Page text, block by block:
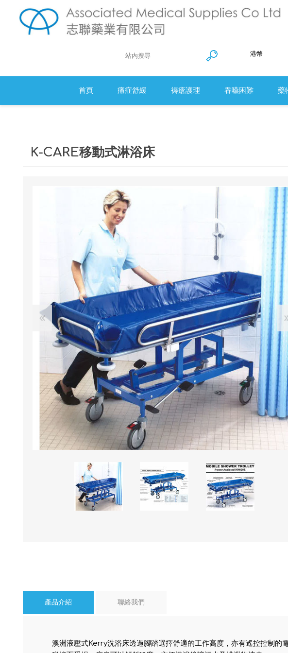
首頁 痛症舒緩 褥瘡護理 吞嚥困難 藥
K-CARE移動式淋浴床
產品介紹 聯絡我們
澳洲液壓式Kerry洗浴床透過腳踏選擇舒適的工作高度，亦有遙控控制的